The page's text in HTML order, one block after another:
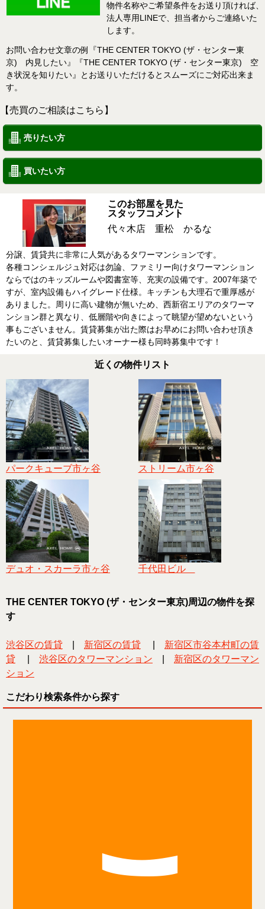
物件名称やご希望条件をお送り頂ければ、
法人専用LINEで、担当者からご連絡いた
します。
お問い合わせ文章の例『THE CENTER TOKYO (ザ・センター東
京) 内見したい』『THE CENTER TOKYO (ザ・センター東京) 空
き状況を知りたい』とお送りいただけるとスムーズにご対応出来ま
す。
【売買のご相談はこちら】
売りたい方
買いたい方
このお部屋を見た
スタッフコメント
代々木店 重松 かるな
分譲、賃貸共に非常に人気があるタワーマンションです。
各種コンシェルジュ対応は勿論、ファミリー向けタワーマンション
ならではのキッズルームや図書室等、充実の設備です。2007年築で
すが、室内設備もハイグレード仕様。キッチンも大理石で重厚感が
ありました。周りに高い建物が無いため、西新宿エリアのタワーマ
ンション群と異なり、低層階や向きによって眺望が望めないという
事もございません。賃貸募集が出た際はお早めにお問い合わせ頂き
たいのと、賃貸募集したいオーナー様も同時募集中です！
近くの物件リスト
パークキューブ市ヶ谷 ストリーム市ヶ谷
デュオ・スカーラ市ヶ谷 千代田ビル
THE CENTER TOKYO (ザ・センター東京)周辺の物件を探
す
渋谷区の賃貸 新宿区の賃貸
新宿区市谷本村町の賃
貸
渋谷区のタワーマンション
新宿区のタワーマン
ション
こだわり検索条件から探す